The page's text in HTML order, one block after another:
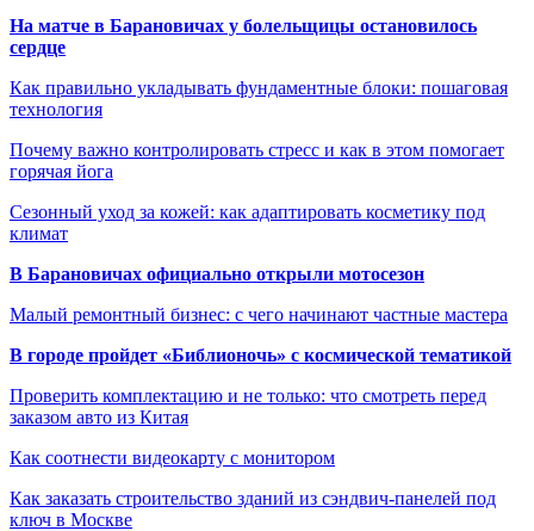
На матче в Барановичах у болельщицы остановилось
сердце
Как правильно укладывать фундаментные блоки: пошаговая
технология
Почему важно контролировать стресс и как в этом помогает
горячая йога
Сезонный уход за кожей: как адаптировать косметику под
климат
В Барановичах официально открыли мотосезон
Малый ремонтный бизнес: с чего начинают частные мастера
В городе пройдет «Библионочь» с космической тематикой
Проверить комплектацию и не только: что смотреть перед
заказом авто из Китая
Как соотнести видеокарту с монитором
Как заказать строительство зданий из сэндвич-панелей под
ключ в Москве